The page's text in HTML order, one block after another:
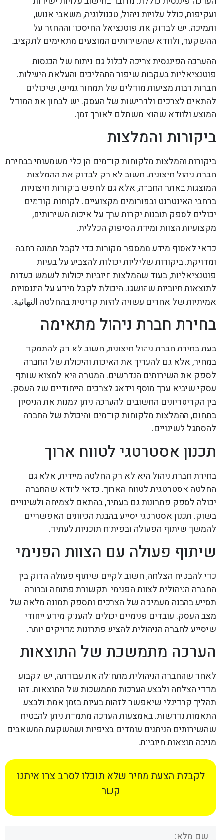
ועקיפות, כולל עלויות ניהול, טכנולוגיה, משאבי אנוש,
ותמיכה. יש לבדוק את פוטנציאל החיסכון וההחזר על
ההשקעה, ולוודא שהשירותים המוצעים מתאימים לתקציב.
ההערכה הפיננסית צריכה לכלול גם ניתוח של הכנסות
פוטנציאליות בעקבות שיפור התהליכים והעלאת היעילות.
חברות רבות מציעות מודלים של תמחור גמיש, שיכולים
להתאים לצרכים ולדרישות של העסק. יש לבחון את המודל
המוצע ולוודא שהוא משתלם לאורך זמן.
ביקורות והמלצות
ביקורות והמלצות מלקוחות קודמים הן כלי משמעותי בבחירת
חברת ניהול חיצונית. חשוב לא רק לבדוק את ההמלצות
המוצגות באתר החברה, אלא גם לחפש ביקורות חיצוניות
ברחבי האינטרנט ובפורומים מקצועיים. לקוחות קודמים
יכולים לספק תובנות יקרות ערך על איכות השירותים,
מקצועיות הצוות ומידת הסיפוק הכללית.
כדאי לאסוף מידע ממספר מקורות כדי לקבל תמונה רחבה
ומדויקת. ביקורות שליליות יכולות להצביע על בעיות
פוטנציאליות, בעוד שהמלצות חיוביות יכולות לשמש כעדות
לתוצאות חיוביות שהושגו. היכולת לקבל מידע על התנסויות
אמיתיות של אחרים עשויה להיות קריטית בהחלטה النهائية.
בחירת חברת ניהול מתאימה
בעת בחירת חברת ניהול חיצונית, חשוב לא רק להתמקד
במחיר, אלא גם להעריך את האיכות והיכולת של החברה
לספק את השירותים הנדרשים. המטרה היא למצוא שותף
עסקי שיביא ערך מוסף וידאג לצרכים הייחודיים של העסק.
בין הקריטריונים החשובים להערכה ניתן למנות את הניסיון
בתחום, ההמלצות מלקוחות קודמים והיכולת של החברה
להסתגל לשינויים.
תכנון אסטרטגי לטווח ארוך
בחירת חברת ניהול היא לא רק החלטה מיידית, אלא גם
החלטה אסטרטגית לטווח הארוך. כדאי לוודא שהחברה
יכולה לספק פתרונות גם בעתיד, בהתאם לצמיחה ולשינויים
בשוק. תכנון אסטרטגי יסייע בהבנת הכיוונים האפשריים
להמשך שיתוף הפעולה ובפיתוח תוכניות לעתיד.
שיתוף פעולה עם הצוות הפנימי
כדי להבטיח הצלחה, חשוב לקיים שיתוף פעולה הדוק בין
החברה הניהולית לצוות הפנימי. תקשורת פתוחה וברורה
תסייע בהבנה מעמיקה של הצרכים ותספק תמונה מלאה של
מצב העסק. עובדים פנימיים יכולים להעניק מידע ייחודי
שיסייע לחברה הניהולית להציע פתרונות מדויקים יותר.
הערכה מתמשכת של התוצאות
לאחר שהחברה הניהולית מתחילה את עבודתה, יש לקבוע
מדדי הצלחה ולבצע הערכות מתמשכות של התוצאות. זהו
תהליך קרדינלי שיאפשר לזהות בעיות בזמן אמת ולבצע
התאמות נדרשות. באמצעות הערכה מתמדת ניתן להבטיח
שהשירותים הניתנים עומדים בציפיות ושהשקעת המשאבים
מניבה תוצאות חיוביות.
לקבלת הצעת מחיר שלא תוכלו לסרב צרו איתנו
קשר